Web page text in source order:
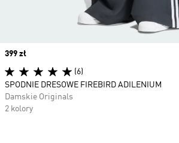
Price
399 zł
(6)
SPODNIE DRESOWE FIREBIRD ADILENIUM
Damskie Originals
2 kolory